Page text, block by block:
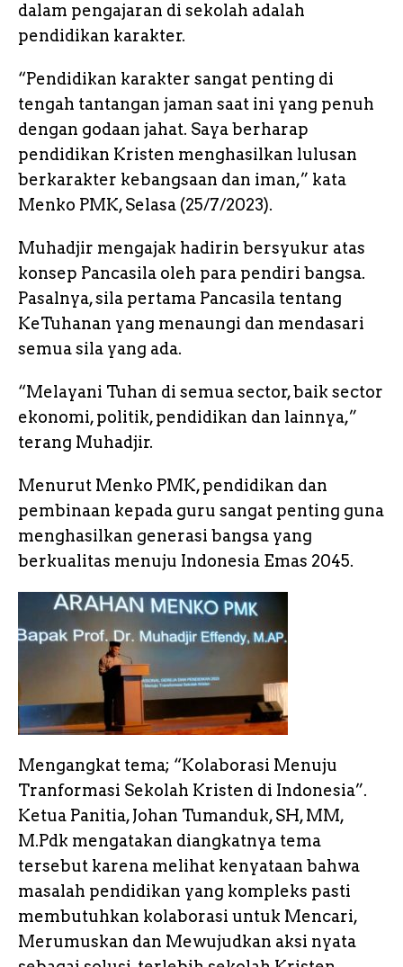
dalam pengajaran di sekolah adalah
pendidikan karakter.
“Pendidikan karakter sangat penting di
tengah tantangan jaman saat ini yang penuh
dengan godaan jahat. Saya berharap
pendidikan Kristen menghasilkan lulusan
berkarakter kebangsaan dan iman,” kata
Menko PMK, Selasa (25/7/2023).
Muhadjir mengajak hadirin bersyukur atas
konsep Pancasila oleh para pendiri bangsa.
Pasalnya, sila pertama Pancasila tentang
KeTuhanan yang menaungi dan mendasari
semua sila yang ada.
“Melayani Tuhan di semua sector, baik sector
ekonomi, politik, pendidikan dan lainnya,”
terang Muhadjir.
Menurut Menko PMK, pendidikan dan
pembinaan kepada guru sangat penting guna
menghasilkan generasi bangsa yang
berkualitas menuju Indonesia Emas 2045.
Mengangkat tema; “Kolaborasi Menuju
Tranformasi Sekolah Kristen di Indonesia”.
Ketua Panitia, Johan Tumanduk, SH, MM,
M.Pdk mengatakan diangkatnya tema
tersebut karena melihat kenyataan bahwa
masalah pendidikan yang kompleks pasti
membutuhkan kolaborasi untuk Mencari,
Merumuskan dan Mewujudkan aksi nyata